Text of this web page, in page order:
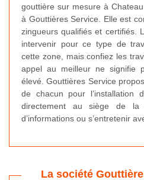
gouttière sur mesure à
à Gouttières Service. Elle est
zingueurs qualifiés et certifiés.
intervenir pour ce type de
cette zone, mais confiez les
appel au meilleur ne signifie
élevé. Gouttières Service
de chacun pour l’installation
directement au siège de la
d’informations ou s’entretenir
La société